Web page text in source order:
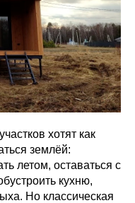
хотят как
землёй:
летом, оставаться с
кухню,
Но классическая